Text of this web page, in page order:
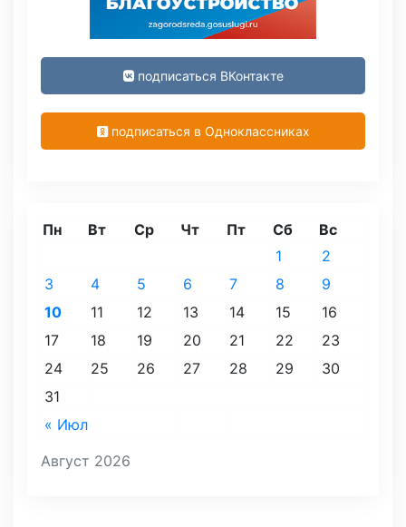
подписаться ВКонтакте
подписаться в Одноклассниках
Август 2026
Пн Вт Ср Чт Пт Сб Вс
« Июл
1
2
3
4 5 6 7 8
9
10
11 12 13 14 15
16
17
18 19 20 21 22
23
24
25 26 27 28 29
30
31